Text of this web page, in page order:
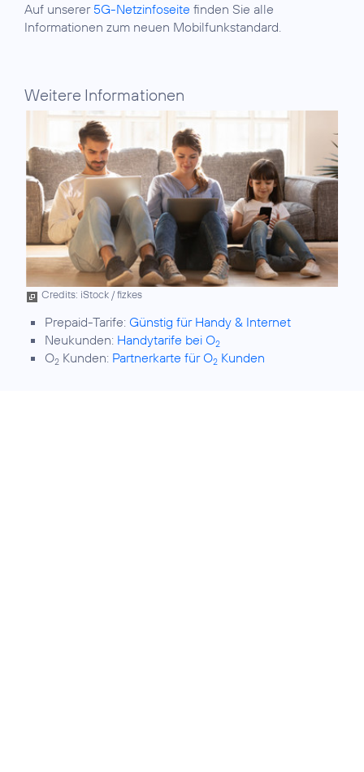
Auf unserer 5G-Netzinfoseite finden Sie alle
Informationen zum neuen Mobilfunkstandard.
Weitere Informationen
Credits: iStock / fizkes
Prepaid-Tarife: Günstig für Handy & Internet
Neukunden: Handytarife bei O2
O2 Kunden: Partnerkarte für O2 Kunden